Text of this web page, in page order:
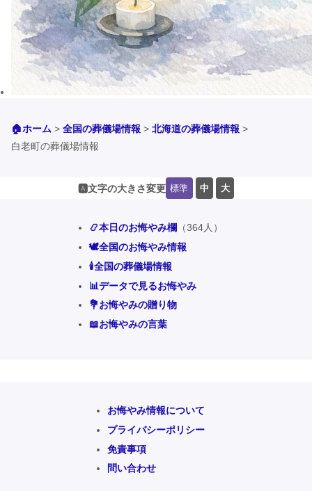
🏠ホーム > 全国の葬儀場情報 > 北海道の葬儀場情報 >
白老町の葬儀場情報
🅰️文字の大きさ変更 標準 中 大
📿本日のお悔やみ欄 （364人）
🕊️全国のお悔やみ情報
🕯️全国の葬儀場情報
📊データで見るお悔やみ
💐お悔やみの贈り物
📖お悔やみの言葉
お悔やみ情報について
プライバシーポリシー
免責事項
問い合わせ